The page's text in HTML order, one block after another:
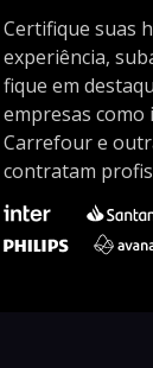
Certifique suas
experiência,
fique em
empresas como
Carrefour e
contratam